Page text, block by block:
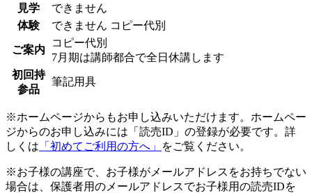
見学
できません
体験
できません コピー代別
ご案内
コピー代別
7月期は講師都合で全日休講します
初回持
参品
筆記用具
※ホームページからもお申し込みいただけます。ホームペー
ジからのお申し込みには「読売ID」の登録が必要です。詳
しくは 「初めてご利用の方へ」 をご覧ください。
※お子様の講座で、お子様がメールアドレスをお持ちでない
場合は、保護者用のメールアドレスでお子様用の読売IDを